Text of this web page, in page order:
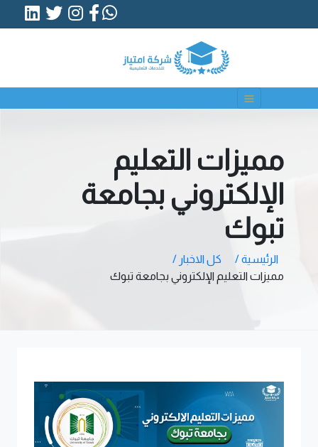
مميزات التعليم
الإلكتروني بجامعة
تبوك
الرئيسية /
كل الاخبار /
مميزات التعليم الإلكتروني بجامعة تبوك